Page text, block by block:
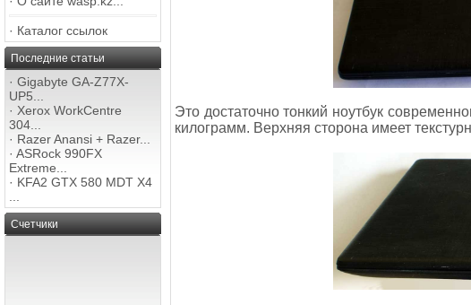
· Каталог ссылок
Последние статьи
· Gigabyte GA-Z77X-
UP5...
· Xerox WorkCentre
304...
· Razer Anansi + Razer...
· ASRock 990FX
Extreme...
· KFA2 GTX 580 MDT X4
Счетчики
Это достаточно тонкий ноутбук
килограмм. Верхняя сторона имеет